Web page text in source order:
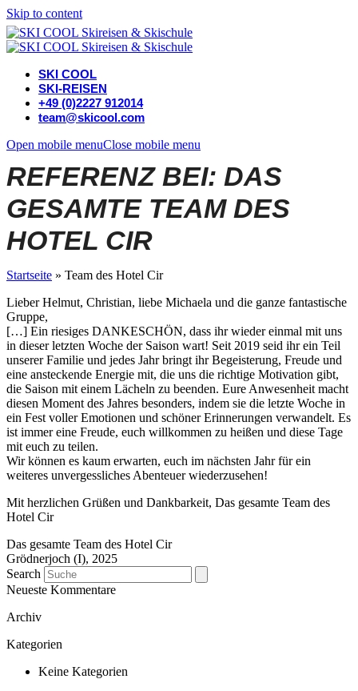
Skip to content
SKI COOL
SKI-REISEN
+49 (0)2227 912014
team@skicool.com
Open mobile menuClose mobile menu
REFERENZ BEI: DAS
GESAMTE TEAM DES
HOTEL CIR
Startseite » Team des Hotel Cir
Lieber Helmut, Christian, liebe Michaela und die ganze fantastische
Gruppe,
[…] Ein riesiges DANKESCHÖN, dass ihr wieder einmal mit uns
in dieser letzten Woche der Saison wart! Seit 2019 seid ihr ein Teil
unserer Familie und jedes Jahr bringt ihr Begeisterung, Freude und
eine ansteckende Energie mit, die uns die richtige Motivation gibt,
die Saison mit einem Lächeln zu beenden. Eure Anwesenheit macht
diesen Moment des Jahres besonders, indem sie die letzte Woche in
ein Fest voller Emotionen und schöner Erinnerungen verwandelt. Es
ist immer eine Freude, euch willkommen zu heißen und diese Tage
mit euch zu teilen.
Wir können es kaum erwarten, euch im nächsten Jahr für ein
weiteres unvergessliches Abenteuer wiederzusehen!
Mit herzlichen Grüßen und Dankbarkeit, Das gesamte Team des
Hotel Cir
Das gesamte Team des Hotel Cir
Grödnerjoch (I), 2025
Search
Neueste Kommentare
Archiv
Kategorien
Keine Kategorien